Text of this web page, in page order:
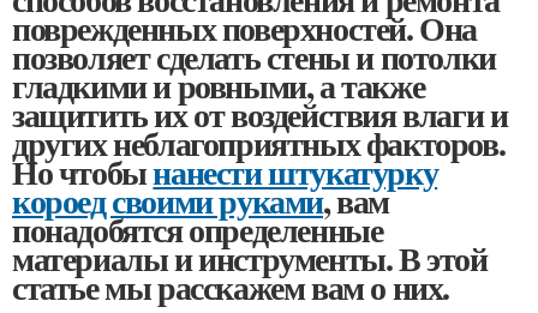
поврежденных поверхностей. Она
позволяет сделать стены и потолки
гладкими и ровными, а также
защитить их от воздействия влаги и
других неблагоприятных факторов.
Но чтобынанести штукатурку
короед своими руками, вам
понадобятся определенные
материалы и инструменты. В этой
статье мы расскажем вам о них.